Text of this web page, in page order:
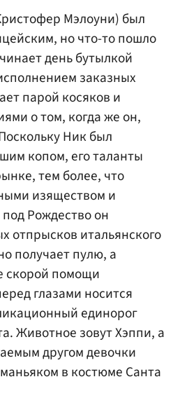
Мэлоуни) был
но что-то пошло
день бутылкой
заказных
парой косяков и
о том, когда же он,
Ник был
копом, его таланты
тем более, что
изяществом и
Рождество он
отпрысков итальянского
получает пулю, а
скорой помощи
глазами носится
единорог
Животное зовут Хэппи, а
другом девочки
в костюме Санта